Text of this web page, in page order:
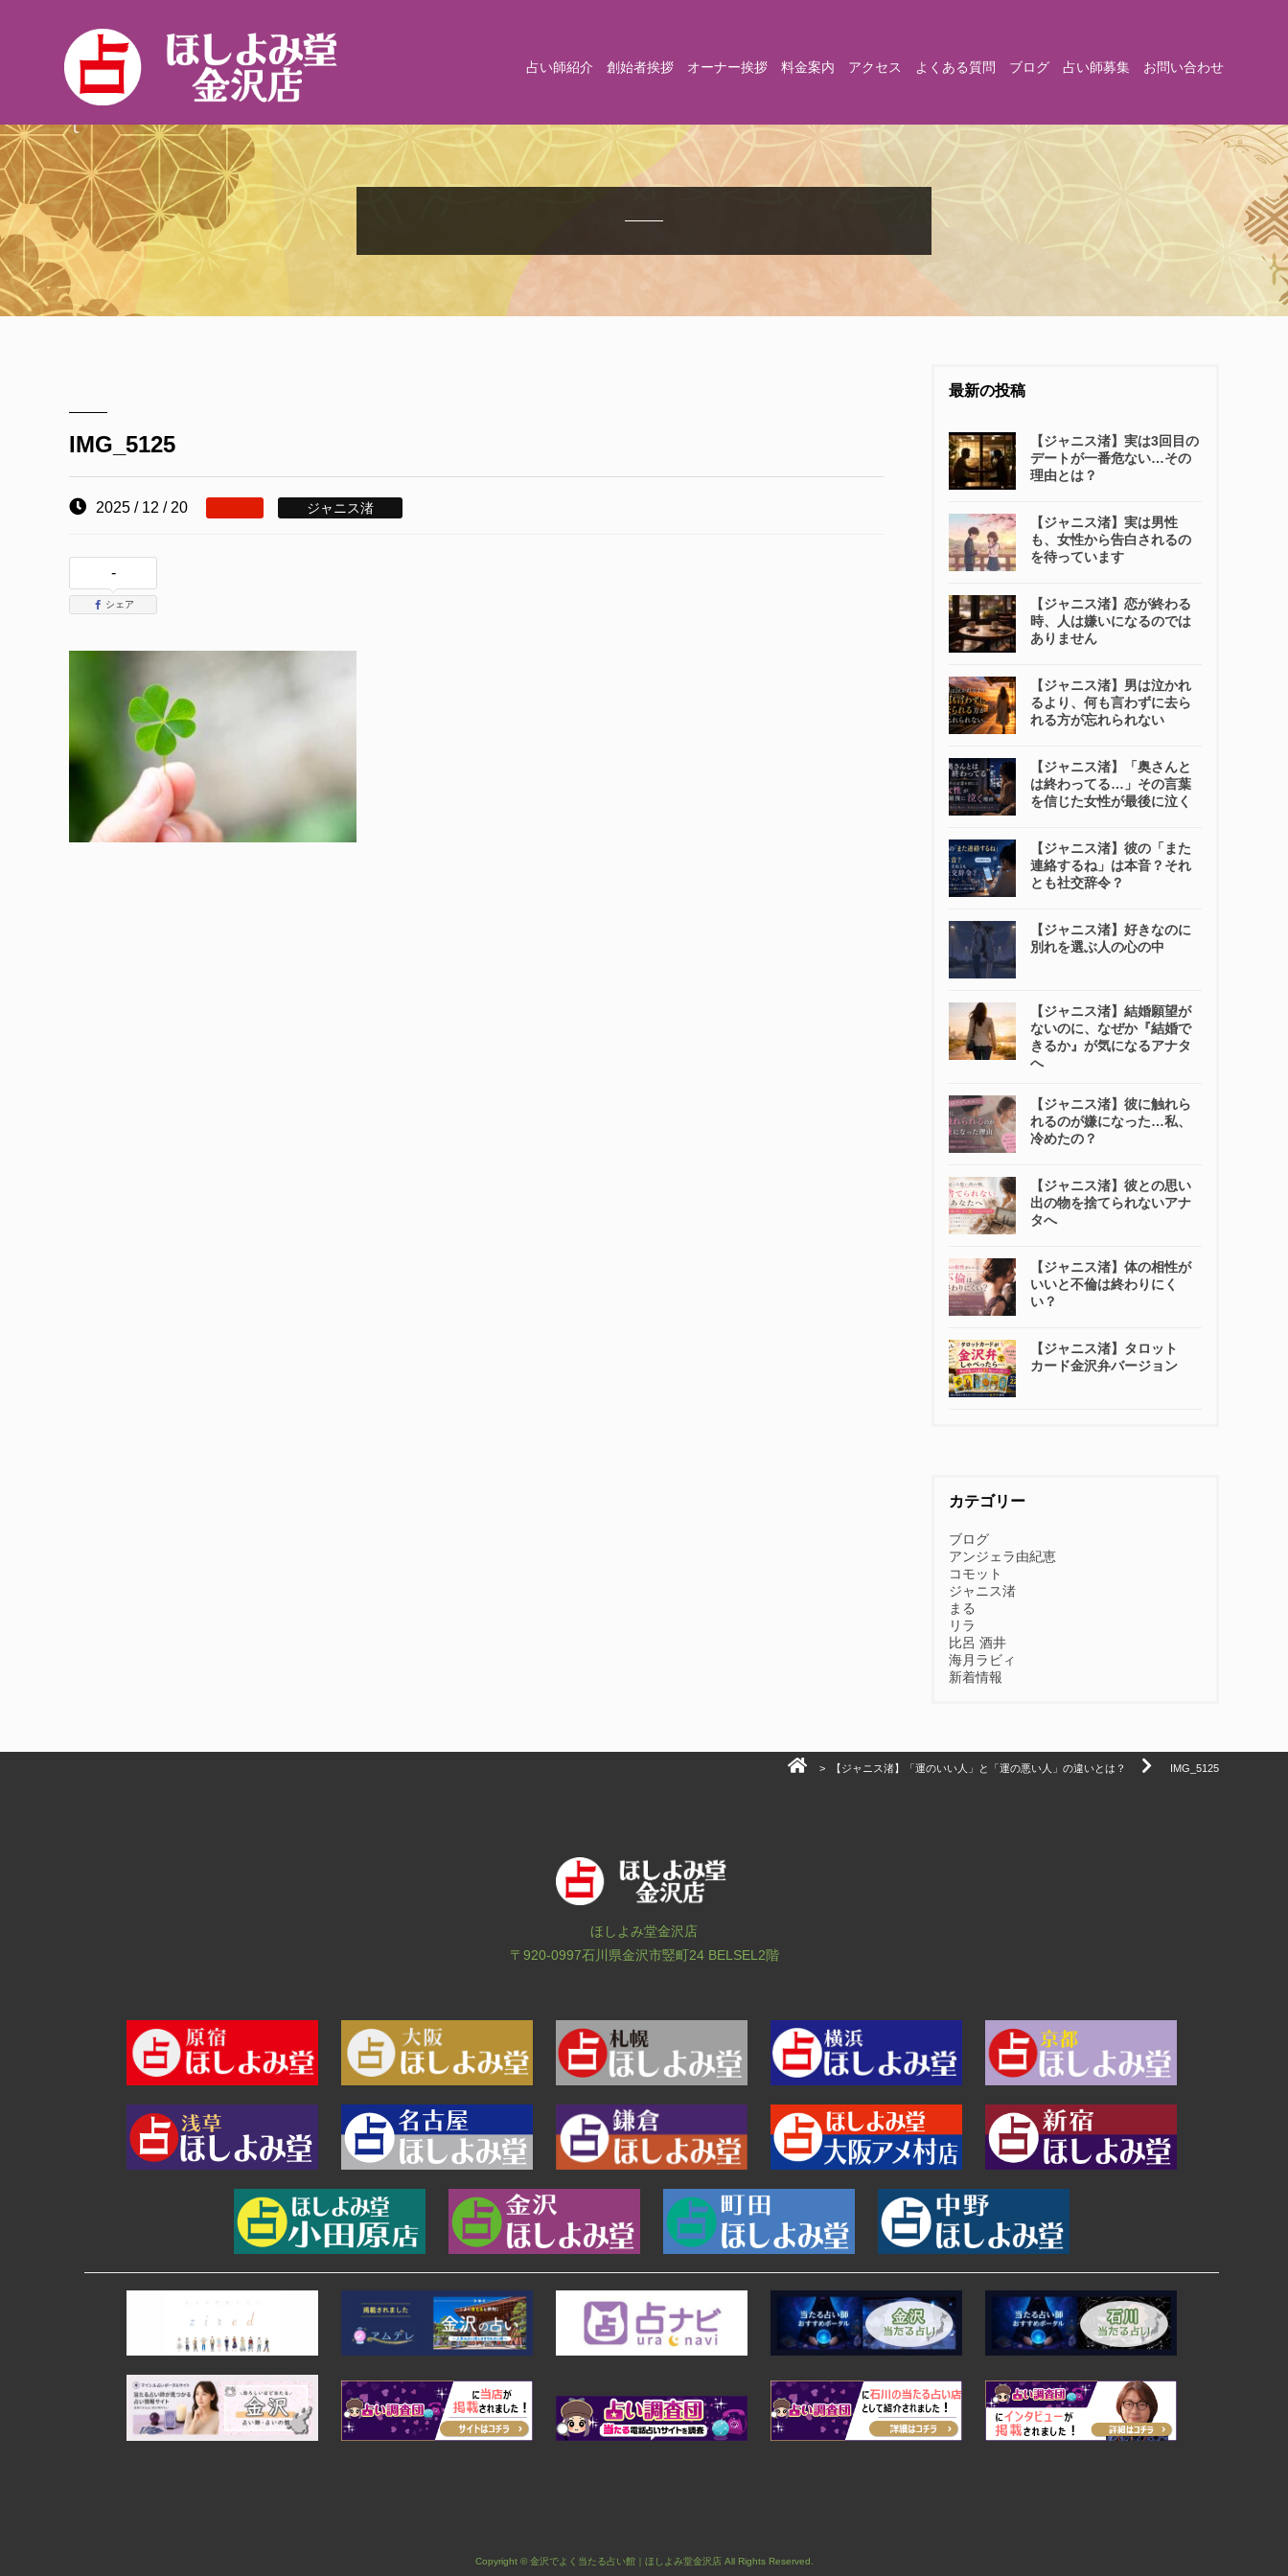
占い師紹介 創始者挨拶 オーナー挨拶 料金案内 アクセス よくある質問 ブログ 占い師募集 お問い合わせ
IMG_5125
2025 / 12 / 20 ジャニス渚
-
シェア
最新の投稿
【ジャニス渚】実は3回目の
デートが一番危ない…その
理由とは？
【ジャニス渚】実は男性
も、女性から告白されるの
を待っています
【ジャニス渚】恋が終わる
時、人は嫌いになるのでは
ありません
【ジャニス渚】男は泣かれ
るより、何も言わずに去ら
れる方が忘れられない
【ジャニス渚】「奥さんと
は終わってる…」その言葉
を信じた女性が最後に泣く
【ジャニス渚】彼の「また
連絡するね」は本音？それ
とも社交辞令？
【ジャニス渚】好きなのに
別れを選ぶ人の心の中
【ジャニス渚】結婚願望が
ないのに、なぜか『結婚で
きるか』が気になるアナタ
へ
【ジャニス渚】彼に触れら
れるのが嫌になった…私、
冷めたの？
【ジャニス渚】彼との思い
出の物を捨てられないアナ
タへ
【ジャニス渚】体の相性が
いいと不倫は終わりにく
い？
【ジャニス渚】タロット
カード金沢弁バージョン
カテゴリー
ブログ
アンジェラ由紀恵
コモット
ジャニス渚
まる
リラ
比呂 酒井
海月ラビィ
新着情報
> 【ジャニス渚】「運のいい人」と「運の悪い人」の違いとは？ IMG_5125
ほしよみ堂金沢店
〒920-0997石川県金沢市竪町24 BELSEL2階
Copyright © 金沢でよく当たる占い館｜ほしよみ堂金沢店 All Rights Reserved.